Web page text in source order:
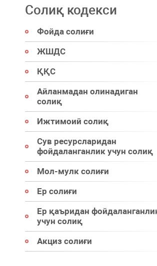
Солиқ кодекси
Фойда солиғи
ЖШДС
ҚҚС
Айланмадан олинадиган
солиқ
Ижтимоий солиқ
Сув ресурсларидан
фойдаланганлик учун солиқ
Мол-мулк солиғи
Ер солиғи
Ер қаъридан
учун солиқ
Акциз солиғи